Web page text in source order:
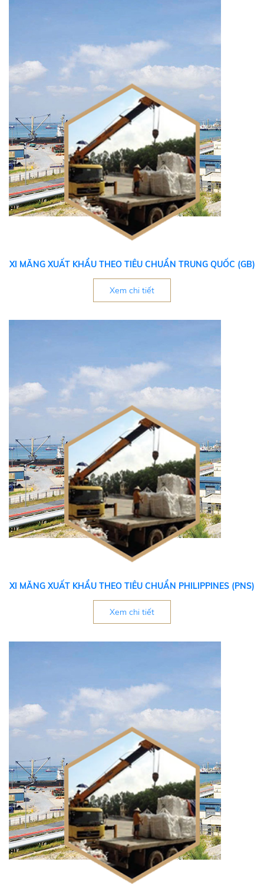
XI MĂNG XUẤT KHẨU THEO TIÊU CHUẨN TRUNG QUỐC (GB)
Xem chi tiết
XI MĂNG XUẤT KHẨU THEO TIÊU CHUẨN PHILIPPINES (PNS)
Xem chi tiết